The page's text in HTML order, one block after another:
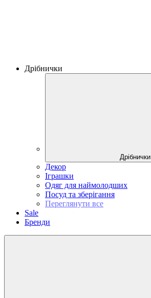
Дрібнички
Дрібнички
Декор
Іграшки
Одяг для наймолодших
Посуд та зберігання
Переглянути все
Sale
Бренди